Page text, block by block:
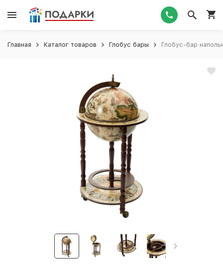
Главная Каталог товаров Глобус бары Глобус-бар